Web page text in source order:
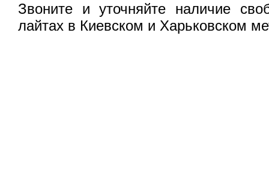
Звоните и уточняйте наличие
лайтах в Киевском и Харьковском